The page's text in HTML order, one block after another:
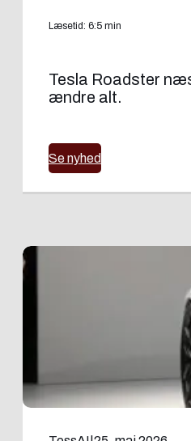
Læsetid: 6:5 min
Tesla Roadster
ændre alt.
Se nyhed